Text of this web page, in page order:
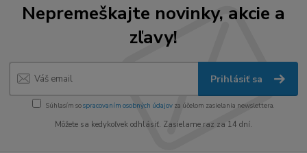
Nepremeškajte novinky, akcie a
zľavy!
Prihlásiť sa
Súhlasím sospracovaním osobných údajov za účelom zasielania newslettera.
Môžete sa kedykoľvek odhlásiť. Zasielame raz za 14 dní.